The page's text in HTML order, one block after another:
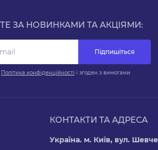
ЗА НОВИНКАМИ ТА АКЦІЯМИ:
Підпишіться
Політика конфіденційності і згоден з вимогами
КОНТАКТИ ТА АДРЕСА
Україна. м. Київ, вул.